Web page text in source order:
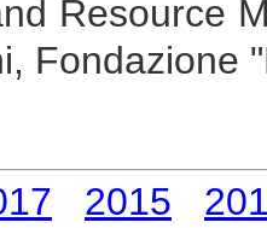
Resource
Fondazione
2015